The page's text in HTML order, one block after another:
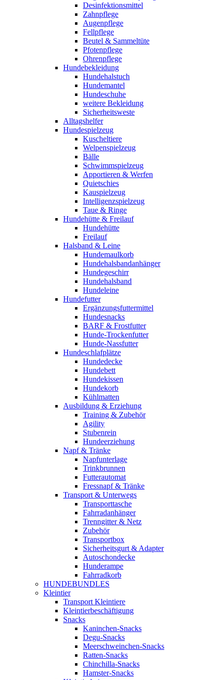
Desinfektionsmittel
Zahnpflege
Augenpflege
Fellpflege
Beutel & Sammeltüte
Pfotenpflege
Ohrenpflege
Hundebekleidung
Hundehalstuch
Hundemantel
Hundeschuhe
weitere Bekleidung
Sicherheitsweste
Alltagshelfer
Hundespielzeug
Kuscheltiere
Welpenspielzeug
Bälle
Schwimmspielzeug
Apportieren & Werfen
Quietschies
Kauspielzeug
Intelligenzspielzeug
Taue & Ringe
Hundehütte & Freilauf
Hundehütte
Freilauf
Halsband & Leine
Hundemaulkorb
Hundehalsbandanhänger
Hundegeschirr
Hundehalsband
Hundeleine
Hundefutter
Ergänzungsfuttermittel
Hundesnacks
BARF & Frostfutter
Hunde-Trockenfutter
Hunde-Nassfutter
Hundeschlafplätze
Hundedecke
Hundebett
Hundekissen
Hundekorb
Kühlmatten
Ausbildung & Erziehung
Training & Zubehör
Agility
Stubenrein
Hundeerziehung
Napf & Tränke
Napfunterlage
Trinkbrunnen
Futterautomat
Fressnapf & Tränke
Transport & Unterwegs
Transporttasche
Fahrradanhänger
Trenngitter & Netz
Zubehör
Transportbox
Sicherheitsgurt & Adapter
Autoschondecke
Hunderampe
Fahrradkorb
HUNDEBUNDLES
Kleintier
Transport Kleintiere
Kleintierbeschäftigung
Snacks
Kaninchen-Snacks
Degu-Snacks
Meerschweinchen-Snacks
Ratten-Snacks
Chinchilla-Snacks
Hamster-Snacks